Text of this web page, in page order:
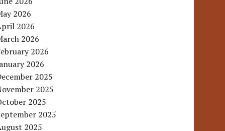
2026
2026
2026
2026
2026
2025
2025
2025
2025
2025